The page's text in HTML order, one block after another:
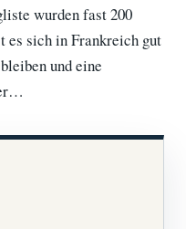
wurden fast 200
es sich in Frankreich gut
und eine